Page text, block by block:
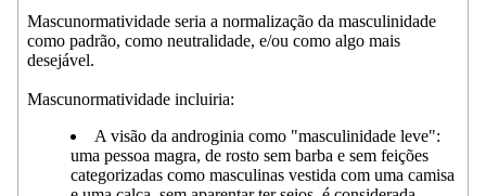
Mascunormatividade seria a normalização da masculinidade
como padrão, como neutralidade, e/ou como algo mais
desejável.
Mascunormatividade incluiria:
A visão da androginia como "masculinidade leve":
uma pessoa magra, de rosto sem barba e sem feições
categorizadas como masculinas vestida com uma camisa